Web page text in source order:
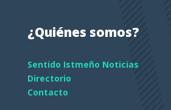
¿Quiénes somos?
Sentido Istmeño Noticias
Directorio
Contacto